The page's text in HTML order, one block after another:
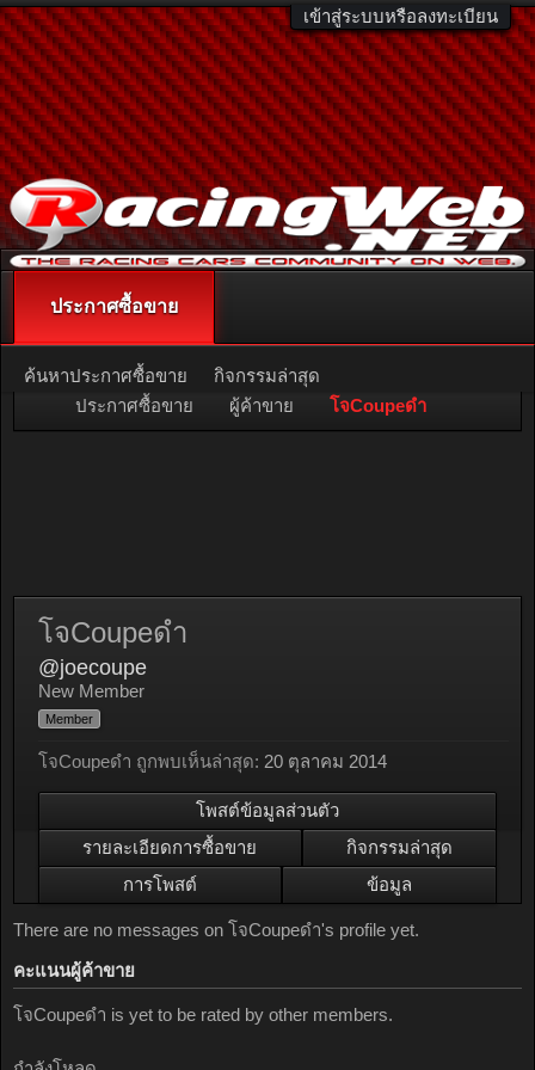
เข้าสู่ระบบหรือลงทะเบียน
ติดต่อลงโฆษณาracingweb@gmail.com
หรืออ่านรายละเอียดเพิ่มเติม คลิกที่นี่
ประกาศซื้อขาย ผู้ค้าขาย โจCoupeดำ
โจCoupeดำ
@joecoupe
New Member
Member
โจCoupeดำ ถูกพบเห็นล่าสุด: 20 ตุลาคม 2014
โพสต์ข้อมูลส่วนตัว
รายละเอียดการซื้อขาย
กิจกรรมล่าสุด
การโพสต์
ข้อมูล
There are no messages on โจCoupeดำ's profile yet.
คะแนนผู้ค้าขาย
โจCoupeดำ is yet to be rated by other members.
ประกาศซื้อขาย
ค้นหาประกาศซื้อขาย กิจกรรมล่าสุด
ผู้ค้าขายคะแนนสูงสุด